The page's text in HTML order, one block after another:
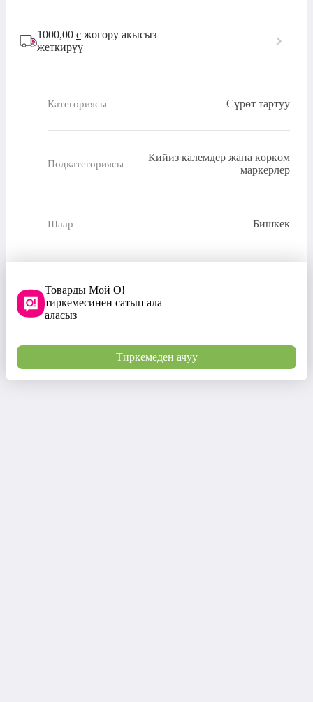
1000,00 с жогору акысыз
жеткирүү
Категориясы Сүрөт тартуу
Подкатегориясы
Кийиз калемдер жана көркөм
маркерлер
Шаар Бишкек
Товарды Мой О!
тиркемесинен сатып ала
аласыз
Тиркемеден ачуу